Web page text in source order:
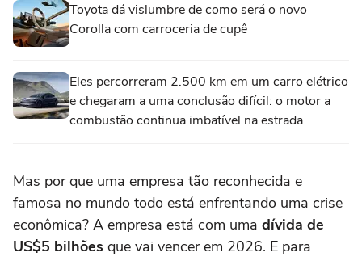
Toyota dá vislumbre de como será o novo
Corolla com carroceria de cupê
Eles percorreram 2.500 km em um carro elétrico
e chegaram a uma conclusão difícil: o motor a
combustão continua imbatível na estrada
Mas por que uma empresa tão reconhecida e
famosa no mundo todo está enfrentando uma crise
econômica? A empresa está com uma dívida de
US$5 bilhões que vai vencer em 2026. E para